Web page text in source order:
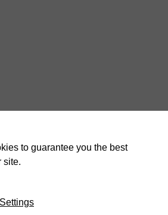
to guarantee you the best
site.
Settings